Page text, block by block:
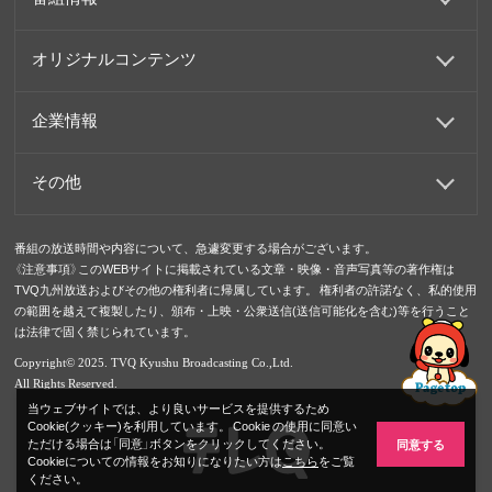
オリジナルコンテンツ
企業情報
その他
番組の放送時間や内容について、急遽変更する場合がございます。
《注意事項》このWEBサイトに掲載されている文章・映像・音声写真等の著作権は
TVQ九州放送およびその他の権利者に帰属しています。 権利者の許諾なく、私的使用
の範囲を越えて複製したり、頒布・上映・公衆送信(送信可能化を含む)等を行うこと
は法律で固く禁じられています。
Copyright© 2025. TVQ Kyushu Broadcasting Co.,Ltd.
All Rights Reserved.
当ウェブサイトでは、より良いサービスを提供するため
Cookie(クッキー)を利用しています。 Cookie の使用に同意い
ただける場合は「同意」ボタンをクリックしてください。
Cookieについての情報をお知りになりたい方はこちらをご覧
ください。
同意する